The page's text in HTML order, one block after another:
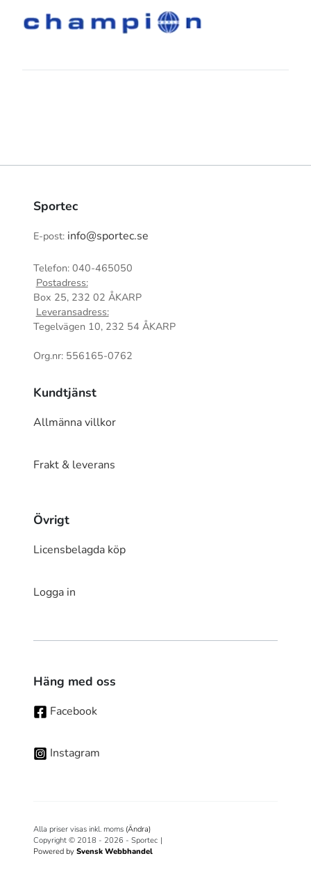
Sportec
E-post: info@sportec.se
Telefon: 040-465050
Postadress:
Box 25, 232 02 ÅKARP
Leveransadress:
Tegelvägen 10, 232 54 ÅKARP
Org.nr: 556165-0762
Kundtjänst
Allmänna villkor
Frakt & leverans
Övrigt
Licensbelagda köp
Logga in
Häng med oss
Facebook
Instagram
Alla priser visas inkl. moms (Ändra)
Copyright © 2018 - 2026 - Sportec |
Powered by Svensk Webbhandel